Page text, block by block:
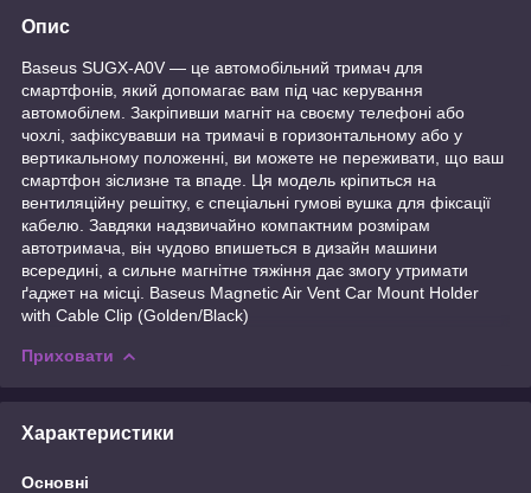
Опис
Baseus SUGX-A0V — це автомобільний тримач для
смартфонів, який допомагає вам під час керування
автомобілем. Закріпивши магніт на своєму телефоні або
чохлі, зафіксувавши на тримачі в горизонтальному або у
вертикальному положенні, ви можете не переживати, що ваш
смартфон зіслизне та впаде. Ця модель кріпиться на
вентиляційну решітку, є спеціальні гумові вушка для фіксації
кабелю. Завдяки надзвичайно компактним розмірам
автотримача, він чудово впишеться в дизайн машини
всередині, а сильне магнітне тяжіння дає змогу утримати
ґаджет на місці. Baseus Magnetic Air Vent Car Mount Holder
with Cable Clip (Golden/Black)
Приховати
Характеристики
Основні